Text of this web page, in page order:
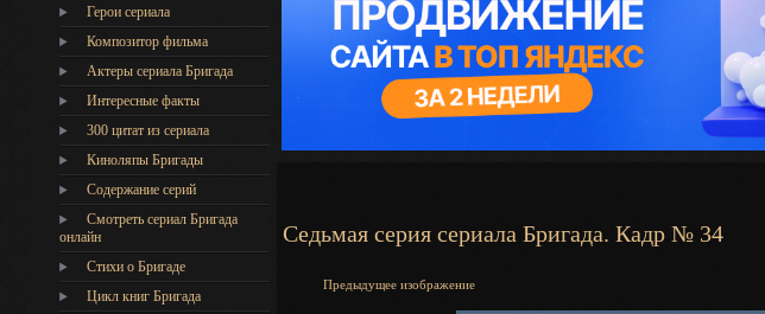
Герои сериала
Композитор фильма
Актеры сериала Бригада
Интересные факты
300 цитат из сериала
Киноляпы Бригады
Содержание серий
Смотреть сериал Бригада
онлайн
Стихи о Бригаде
Цикл книг Бригада
Седьмая серия сериала Бригада. Кадр № 34
Предыдущее изображение